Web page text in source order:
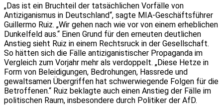
„Das ist ein Bruchteil der tatsächlichen Vorfälle von
Antiziganismus in Deutschland“, sagte MIA-Geschäftsführer
Guillermo Ruiz. „Wir gehen nach wie vor von einem erheblichen
Dunkelfeld aus.“ Einen Grund für den erneuten deutlichen
Anstieg sieht Ruiz in einem Rechtsruck in der Gesellschaft.
So hätten sich die Fälle antiziganistischer Propaganda im
Vergleich zum Vorjahr mehr als verdoppelt. „Diese Hetze in
Form von Beleidigungen, Bedrohungen, Hassrede und
gewaltsamen Übergriffen hat schwerwiegende Folgen für die
Betroffenen.“ Ruiz beklagte auch einen Anstieg der Fälle im
politischen Raum, insbesondere durch Politiker der AfD.